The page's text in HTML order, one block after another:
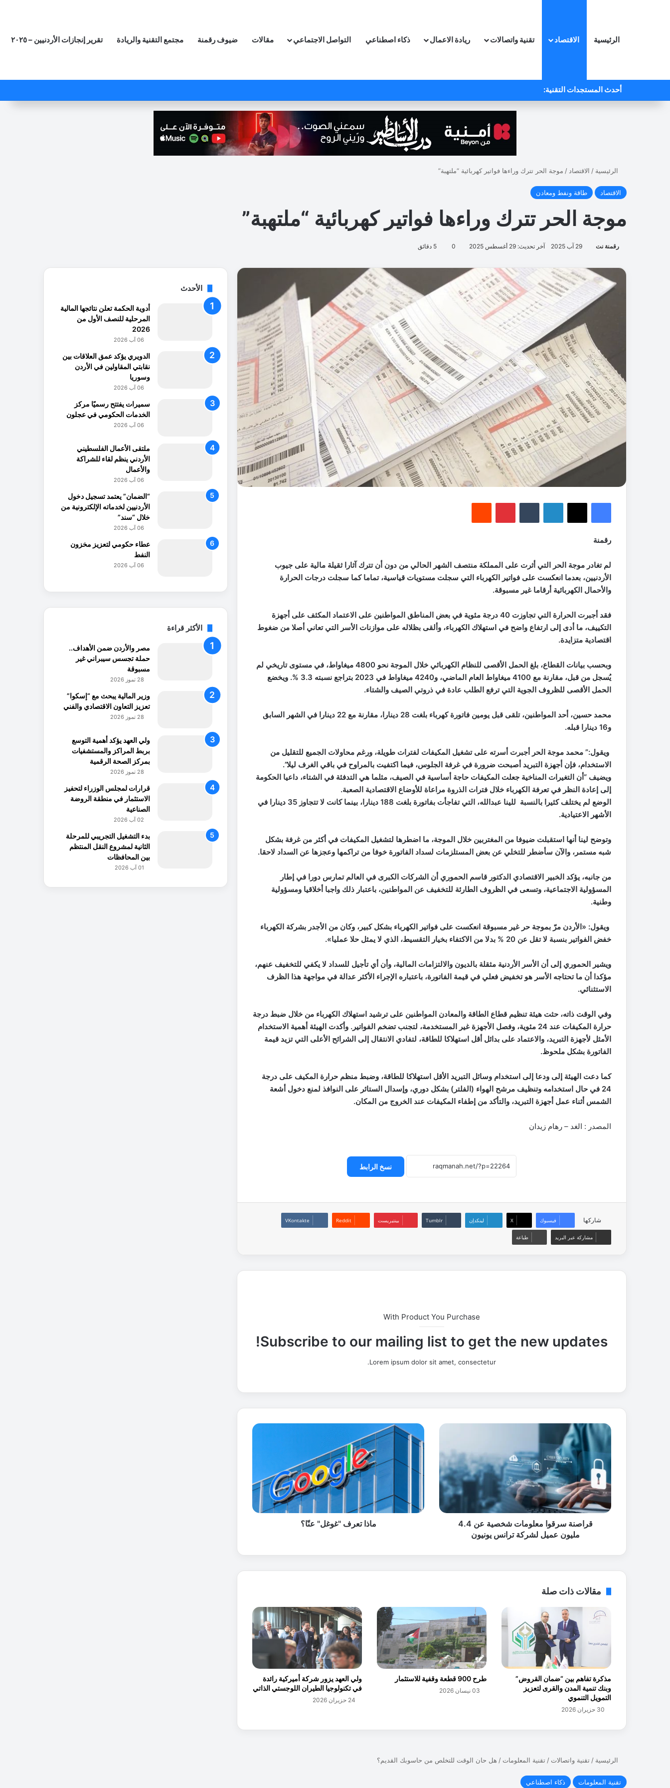
الرئيسية الاقتصاد تقنية واتصالات ريادة الاعمال ذكاء اصطناعي التواصل الاجتماعي مقالات ضيوف رقمنة مجتمع التقنية والريادة تقرير إنجازات الأردنيين – ٢٠٢٥
أحدث المستجدات التقنية:
الرئيسية / الاقتصاد / موجة الحر تترك وراءها فواتير كهربائية “ملتهبة”
الاقتصاد طاقة ونفط ومعادن
موجة الحر تترك وراءها فواتير كهربائية “ملتهبة”
رقمنة نت 29 آب 2025 آخر تحديث: 29 أغسطس 2025 0
فيسبوك لينكدإن بينتيريست
رقمنة
لم تغادر موجة الحر التي أثرت على المملكة منتصف الشهر الحالي من دون أن تترك آثارا ثقيلة مالية على جيوب
الأردنيين، بعدما انعكست على فواتير الكهرباء التي سجلت مستويات قياسية، تماما كما سجلت درجات الحرارة
والأحمال الكهربائية أرقاما غير مسبوقة.
فقد أجبرت الحرارة التي تجاوزت 40 درجة مئوية في بعض المناطق المواطنين على الاعتماد المكثف على أجهزة
التكييف، ما أدى إلى ارتفاع واضح في استهلاك الكهرباء، وألقى بظلاله على موازنات الأسر التي تعاني أصلا من ضغوط
اقتصادية متزايدة.
وبحسب بيانات القطاع، بلغ الحمل الأقصى للنظام الكهربائي خلال الموجة نحو 4800 ميغاواط، في مستوى تاريخي لم
يُسجل من قبل، مقارنة مع 4100 ميغاواط العام الماضي، و4240 ميغاواط في 2023 بتراجع نسبته 3.3 %. ويخضع
الحمل الأقصى للظروف الجوية التي ترفع الطلب عادة في ذروتي الصيف والشتاء.
محمد حسين، أحد المواطنين، تلقى قبل يومين فاتورة كهرباء بلغت 28 دينارا، مقارنة مع 22 دينارا في الشهر السابق
و16 دينارا قبله.
ويقول:” محمد موجة الحر أجبرت أسرته على تشغيل المكيفات لفترات طويلة، ورغم محاولات الجميع للتقليل من
الاستخدام، فإن أجهزة التبريد أصبحت ضرورة في غرفة الجلوس، فيما اكتفيت بالمراوح في باقي الغرف ليلا”.
ويضيف “أن التغيرات المناخية جعلت المكيفات حاجة أساسية في الصيف، مثلما هي التدفئة في الشتاء، داعيا الحكومة
إلى إعادة النظر في تعرفة الكهرباء خلال فترات الذروة مراعاة للأوضاع الاقتصادية الصعبة.
الوضع لم يختلف كثيرا بالنسبة للينا عبدالله، التي تفاجأت بفاتورة بلغت 188 دينارا، بينما كانت لا تتجاوز 35 دينارا في
الأشهر الاعتيادية.
وتوضح لينا أنها استقبلت ضيوفا من المغتربين خلال الموجة، ما اضطرها لتشغيل المكيفات في أكثر من غرفة بشكل
شبه مستمر، والآن سأضطر للتخلي عن بعض المستلزمات لسداد الفاتورة خوفا من تراكمها وعجزها عن السداد لاحقا.
من جانبه، يؤكد الخبير الاقتصادي الدكتور قاسم الحموري أن الشركات الكبرى في العالم تمارس دورا في إطار
المسؤولية الاجتماعية، وتسعى في الظروف الطارئة للتخفيف عن المواطنين، باعتبار ذلك واجبا أخلاقيا ومسؤولية
وطنية.
ويقول: «الأردن مرّ بموجة حر غير مسبوقة انعكست على فواتير الكهرباء بشكل كبير، وكان من الأجدر بشركة الكهرباء
خفض الفواتير بنسبة لا تقل عن 20 % بدلا من الاكتفاء بخيار التقسيط، الذي لا يمثل حلا عمليا».
ويشير الحموري إلى أن الأسر الأردنية مثقلة بالديون والالتزامات المالية، وأن أي تأجيل للسداد لا يكفي للتخفيف عنهم،
مؤكدا أن ما تحتاجه الأسر هو تخفيض فعلي في قيمة الفاتورة، باعتباره الإجراء الأكثر عدالة في مواجهة هذا الظرف
الاستثنائي.
وفي الوقت ذاته، حثت هيئة تنظيم قطاع الطاقة والمعادن المواطنين على ترشيد استهلاك الكهرباء من خلال ضبط درجة
حرارة المكيفات عند 24 مئوية، وفصل الأجهزة غير المستخدمة، لتجنب تضخم الفواتير. وأكدت الهيئة أهمية الاستخدام
الأمثل لأجهزة التبريد، والاعتماد على بدائل أقل استهلاكا للطاقة، لتفادي الانتقال إلى الشرائح الأعلى التي تزيد قيمة
الفاتورة بشكل ملحوظ.
كما دعت الهيئة إلى ودعا إلى استخدام وسائل التبريد الأقل استهلاكا للطاقة، وضبط منظم حرارة المكيف على درجة
24 في حال استخدامه وتنظيف مرشح الهواء (الفلتر) بشكل دوري، وإسدال الستائر على النوافذ لمنع دخول أشعة
الشمس أثناء عمل أجهزة التبريد، والتأكد من إطفاء المكيفات عند الخروج من المكان.
المصدر : الغد – رهام زيدان
نسخ الرابط
شاركها فيسبوك ‫X لينكدإن بينتيريست
مشاركة عبر البريد طباعة
With Product You Purchase
Subscribe to our mailing list to get the new updates!
Lorem ipsum dolor sit amet, consectetur.
ق
ر
ص
ة
س
ر
ق
ع
م
ا
ش
ع
ن
4
.
ل
ن
ع
م
قراصنة سرقوا معلومات شخصية عن 4.4
مليون عميل لشركة ترانس يونيون
م
ا
ذ
"
ل
؟
ماذا تعرف "غوغل" عنّا؟
مقالات ذات صلة
مذكرة تفاهم بين “ضمان القروض”
وبنك تنمية المدن والقرى لتعزيز
التمويل التنموي
30 حزيران 2026
طرح 900 قطعة وقفية للاستثمار
03 نيسان 2026
ولي العهد يزور شركة أميركية رائدة
في تكنولوجيا الطيران اللوجستي الذاتي
24 حزيران 2026
الأحدث
أدوية الحكمة تعلن نتائجها المالية
المرحلية للنصف الأول من
2026
06 آب 2026
الدويري يؤكد عمق العلاقات بين
نقابتي المقاولين في الأردن
وسوريا
06 آب 2026
سميرات يفتتح رسميًا مركز
الخدمات الحكومي في عجلون
06 آب 2026
ملتقى الأعمال الفلسطيني
الأردني ينظم لقاء للشراكة
والأعمال
06 آب 2026
“الضمان” يعتمد تسجيل دخول
الأردنيين لخدماته الإلكترونية من
خلال “سند”
06 آب 2026
عطاء حكومي لتعزيز مخزون
النفط
06 آب 2026
الأكثر قراءة
مصر والأردن ضمن الأهداف..
حملة تجسس سيبراني غير
مسبوقة
28 تموز 2026
وزير المالية يبحث مع “إسكوا”
تعزيز التعاون الاقتصادي والفني
28 تموز 2026
ولي العهد يؤكد أهمية التوسع
بربط المراكز والمستشفيات
بمركز الصحة الرقمية
28 تموز 2026
قرارات لمجلس الوزراء لتحفيز
الاستثمار في منطقة الروضة
الصناعية
02 آب 2026
بدء التشغيل التجريبي للمرحلة
الثانية لمشروع النقل المنتظم
بين المحافظات
01 آب 2026